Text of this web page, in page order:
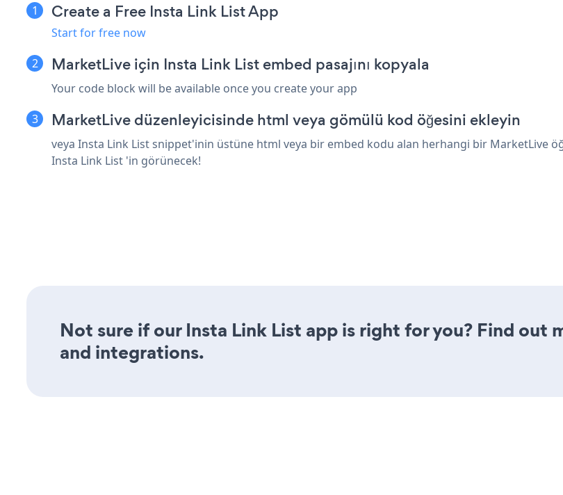
Create a Free Insta Link List App
Start for free now
MarketLive için Insta Link List embed pasajını kopyala
Your code block will be available once you create your app
MarketLive düzenleyicisinde html veya gömülü kod öğesini ekleyin
veya Insta Link List snippet'inin üstüne html veya bir embed kodu alan herhangi bir MarketLive
Insta Link List 'in görünecek!
Not sure if our Insta Link List app is right for you? Find out
and integrations.